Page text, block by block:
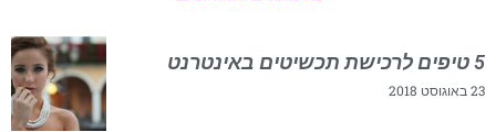
5 טיפים לרכישת תכשיטים באינטרנט
23 באוגוסט 2018